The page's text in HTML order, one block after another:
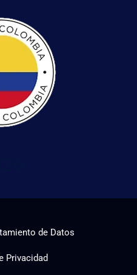
de Datos
Privacidad